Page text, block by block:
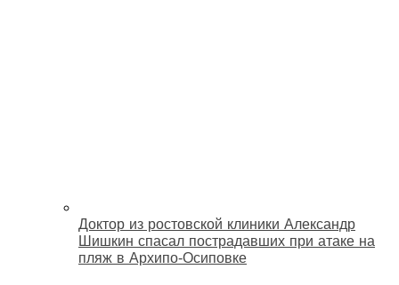
Доктор из ростовской клиники Александр
Шишкин спасал пострадавших при атаке на
пляж в Архипо‑Осиповке